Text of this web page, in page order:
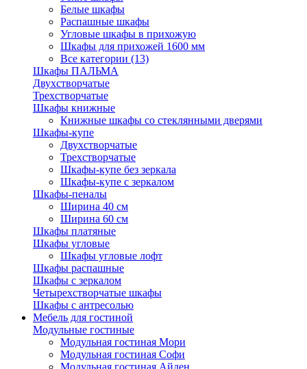
Белые шкафы
Распашные шкафы
Угловые шкафы в прихожую
Шкафы для прихожей 1600 мм
Все категории (13)
Шкафы ПАЛЬМА
Двухстворчатые
Трехстворчатые
Шкафы книжные
Книжные шкафы со стеклянными дверями
Шкафы-купе
Двухстворчатые
Трехстворчатые
Шкафы-купе без зеркала
Шкафы-купе с зеркалом
Шкафы-пеналы
Ширина 40 см
Ширина 60 см
Шкафы платяные
Шкафы угловые
Шкафы угловые лофт
Шкафы распашные
Шкафы с зеркалом
Четырехстворчатые шкафы
Шкафы с антресолью
Мебель для гостиной
Модульные гостиные
Модульная гостиная Мори
Модульная гостиная Софи
Модульная гостиная Айден